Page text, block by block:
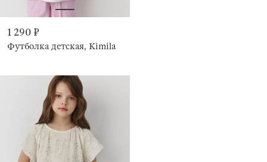
1 290 ₽
Футболка детская, Kimila